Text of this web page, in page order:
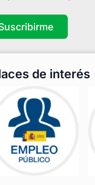
de interés